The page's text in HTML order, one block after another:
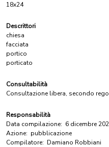
18x24
Descrittori
chiesa
facciata
portico
porticato
Consultabilità
Consultazione libera, secondo
Responsabilità
Data compilazione: 6 dicembre
Azione: pubblicazione
Compilatore: Damiano Robbiani